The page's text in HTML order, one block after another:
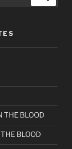
BLOOD
BLOOD